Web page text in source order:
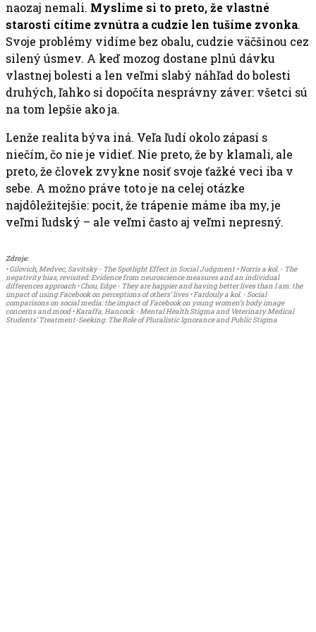
naozaj nemali. Myslíme si to preto, že vlastné
starosti cítime zvnútra a cudzie len tušíme zvonka.
Svoje problémy vidíme bez obalu, cudzie väčšinou cez
silený úsmev. A keď mozog dostane plnú dávku
vlastnej bolesti a len veľmi slabý náhľad do bolesti
druhých, ľahko si dopočíta nesprávny záver: všetci sú
na tom lepšie ako ja.
Lenže realita býva iná. Veľa ľudí okolo zápasí s
niečím, čo nie je vidieť. Nie preto, že by klamali, ale
preto, že človek zvykne nosiť svoje ťažké veci iba v
sebe. A možno práve toto je na celej otázke
najdôležitejšie: pocit, že trápenie máme iba my, je
veľmi ľudský – ale veľmi často aj veľmi nepresný.
Zdroje:
• Gilovich, Medvec, Savitsky - The Spotlight Effect in Social Judgment • Norris a kol. - The
negativity bias, revisited: Evidence from neuroscience measures and an individual
differences approach • Chou, Edge - They are happier and having better lives than I am: the
impact of using Facebook on perceptions of others’ lives • Fardouly a kol. - Social
comparisons on social media: the impact of Facebook on young women’s body image
concerns and mood • Karaffa, Hancock - Mental Health Stigma and Veterinary Medical
Students’ Treatment-Seeking: The Role of Pluralistic Ignorance and Public Stigma